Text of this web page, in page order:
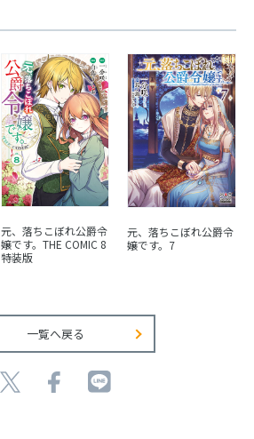
元、落ちこぼれ公爵令
嬢です。THE COMIC 8
特装版
元、落ちこぼれ公爵令
嬢です。7
一覧へ戻る